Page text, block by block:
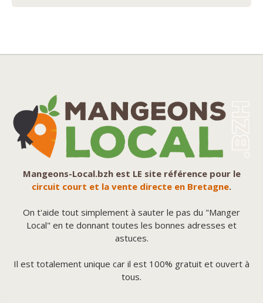
Mangeons-Local.bzh est LE site référence pour le
circuit court et la vente directe en Bretagne.
On t'aide tout simplement à sauter le pas du "Manger
Local" en te donnant toutes les bonnes adresses et
astuces.
Il est totalement unique car il est 100% gratuit et ouvert à
tous.